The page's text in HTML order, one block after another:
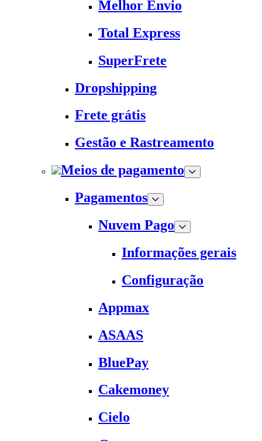
Melhor Envio
Total Express
SuperFrete
Dropshipping
Frete grátis
Gestão e Rastreamento
Meios de pagamento
Pagamentos
Nuvem Pago
Informações gerais
Configuração
Appmax
ASAAS
BluePay
Cakemoney
Cielo